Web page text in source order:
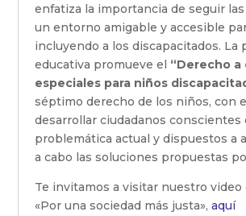
enfatiza la importancia de seguir
un entorno amigable y accesible
incluyendo a los discapacitados. La
educativa promueve el “Derecho a
especiales para niños
séptimo derecho de los niños, con
desarrollar ciudadanos conscientes
problemática actual y dispuestos a
a cabo las soluciones propuestas
Te invitamos a visitar nuestro video
«Por una sociedad más justa»,aquí